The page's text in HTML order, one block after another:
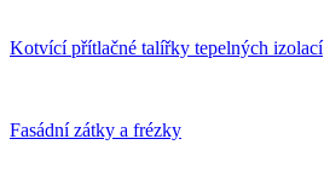
Kotvící přítlačné talířky tepelných izolací
Fasádní zátky a frézky